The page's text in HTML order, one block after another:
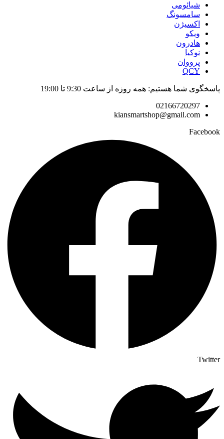
شیائومی
سامسونگ
اکسیژن
ویکو
هادرون
نوکیا
پرووان
QCY
پاسخگوی شما هستیم: همه روزه از ساعت 9:30 تا 19:00
02166720297
kiansmartshop@gmail.com
Facebook
Twitter